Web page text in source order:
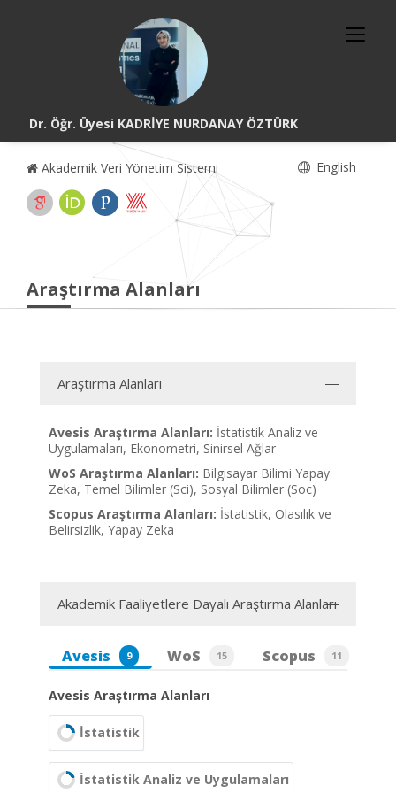
Dr. Öğr. Üyesi KADRİYE NURDANAY ÖZTÜRK
Akademik Veri Yönetim Sistemi English
Araştırma Alanları
Araştırma Alanları
Avesis Araştırma Alanları: İstatistik Analiz ve
Uygulamaları, Ekonometri, Sinirsel Ağlar
WoS Araştırma Alanları: Bilgisayar Bilimi Yapay
Zeka, Temel Bilimler (Sci), Sosyal Bilimler (Soc)
Scopus Araştırma Alanları: İstatistik, Olasılık ve
Belirsizlik, Yapay Zeka
Akademik Faaliyetlere Dayalı Araştırma Alanları
Avesis 9 WoS 15 Scopus 11
Avesis Araştırma Alanları
İstatistik
İstatistik Analiz ve Uygulamaları